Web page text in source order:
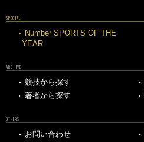
SPECIAL
Number SPORTS OF THE
YEAR
ARCHIVE
競技から探す
著者から探す
OTHERS
お問い合わせ